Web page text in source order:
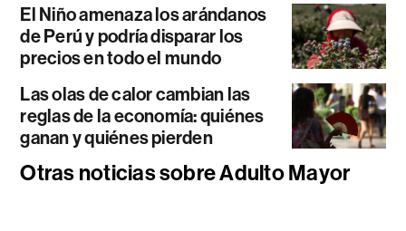
El Niño amenaza los arándanos
de Perú y podría disparar los
precios en todo el mundo
Las olas de calor cambian las
reglas de la economía: quiénes
ganan y quiénes pierden
Otras noticias sobre Adulto Mayor